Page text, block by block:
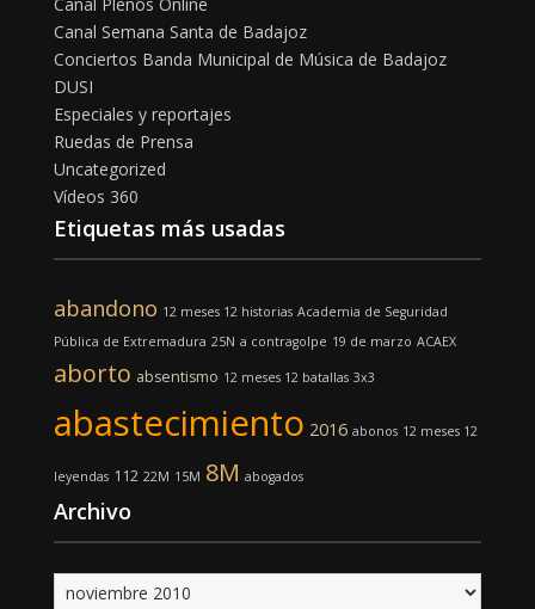
Canal Semana Santa de Badajoz
Conciertos Banda Municipal de Música de Badajoz
DUSI
Especiales y reportajes
Ruedas de Prensa
Uncategorized
Vídeos 360
Etiquetas más usadas
abandono 12 meses 12 historias Academia de Seguridad
Pública de Extremadura 25N a contragolpe 19 de marzo ACAEX
aborto absentismo 12 meses 12 batallas 3x3
abastecimiento 2016 abonos 12 meses 12
leyendas 112 22M 15M 8M abogados
Archivo
Archivo